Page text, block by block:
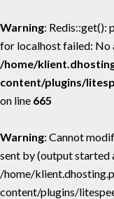
Warning: Redis::get():
for localhost failed: No
/home/
content/plugins/
on line 665
Warning: Cannot
sent by (output started
/home/
content/plugins/